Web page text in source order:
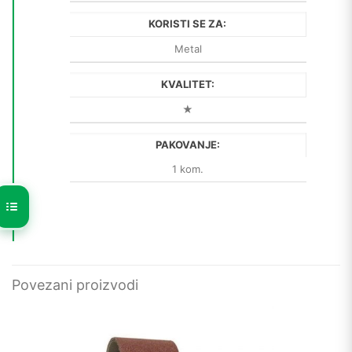
KORISTI SE ZA:
Metal
KVALITET:
★
PAKOVANJE:
1 kom.
Povezani proizvodi